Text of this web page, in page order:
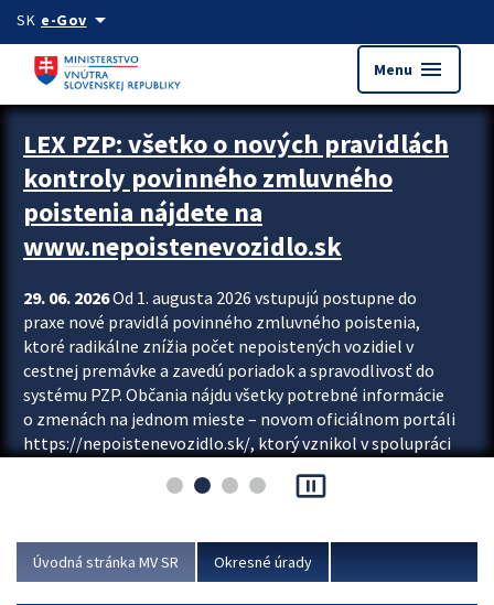
Preskocit na hlavný obsah
SK e-Govarrow_drop_down
Menu menu
Zastavit automatický posun upútavok
LEX PZP: všetko o nových pravidlách
kontroly povinného zmluvného
poistenia nájdete na
www.nepoistenevozidlo.sk
29. 06. 2026Od 1. augusta 2026 vstupujú postupne do
praxe nové pravidlá povinného zmluvného poistenia,
ktoré radikálne znížia počet nepoistených vozidiel v
cestnej premávke a zavedú poriadok a spravodlivosť do
systému PZP. Občania nájdu všetky potrebné informácie
o zmenách na jednom mieste – novom oficiálnom portáli
https://nepoistenevozidlo.sk/, ktorý vznikol v spolupráci
asociácie poisťovní (SLASPO) a Ministerstva vnútra SR.
Viac
pause_presentation
Úvodná stránka MV SR Okresné úrady